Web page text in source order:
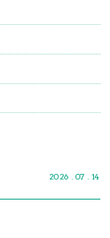
2026 . 07 . 14